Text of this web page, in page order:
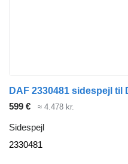
DAF 2330481 sidespejl til
599 €
≈ 4.478 kr.
Sidespejl
2330481